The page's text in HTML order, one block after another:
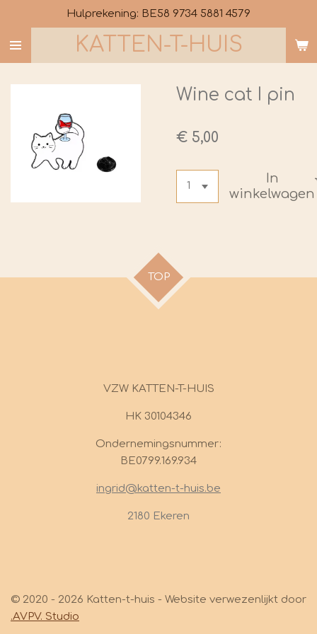
direct
naar
de
hoofdinhoud
KATTEN-T-HUIS
Hulprekening: BE58 9734 5881 4579
Wine cat I pin
€ 5,00
In
winkelwagen
TOP
VZW KATTEN-T-HUIS
HK 30104346
Ondernemingsnummer:
BE0799.169.934
ingrid@katten-t-huis.be
2180 Ekeren
© 2020 - 2026 Katten-t-huis - Website verwezenlijkt door
.AVPV. Studio